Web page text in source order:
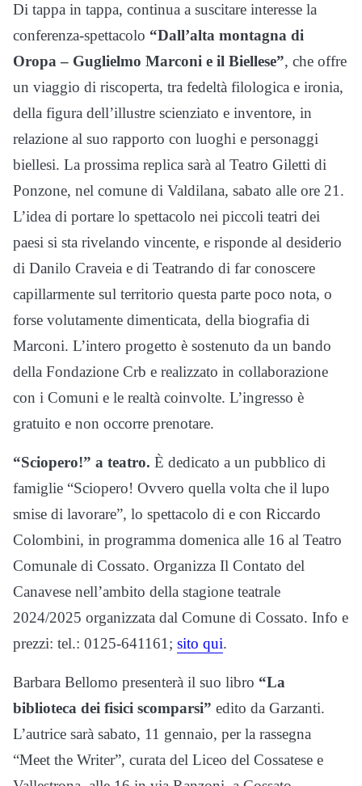
Di tappa in tappa, continua a suscitare interesse la
conferenza-spettacolo “Dall’alta montagna di
Oropa – Guglielmo Marconi e il Biellese”, che offre
un viaggio di riscoperta, tra fedeltà filologica e ironia,
della figura dell’illustre scienziato e inventore, in
relazione al suo rapporto con luoghi e personaggi
biellesi. La prossima replica sarà al Teatro Giletti di
Ponzone, nel comune di Valdilana, sabato alle ore 21.
L’idea di portare lo spettacolo nei piccoli teatri dei
paesi si sta rivelando vincente, e risponde al desiderio
di Danilo Craveia e di Teatrando di far conoscere
capillarmente sul territorio questa parte poco nota, o
forse volutamente dimenticata, della biografia di
Marconi. L’intero progetto è sostenuto da un bando
della Fondazione Crb e realizzato in collaborazione
con i Comuni e le realtà coinvolte. L’ingresso è
gratuito e non occorre prenotare.
“Sciopero!” a teatro. È dedicato a un pubblico di
famiglie “Sciopero! Ovvero quella volta che il lupo
smise di lavorare”, lo spettacolo di e con Riccardo
Colombini, in programma domenica alle 16 al Teatro
Comunale di Cossato. Organizza Il Contato del
Canavese nell’ambito della stagione teatrale
2024/2025 organizzata dal Comune di Cossato. Info e
prezzi: tel.: 0125-641161; sito qui.
Barbara Bellomo presenterà il suo libro “La
biblioteca dei fisici scomparsi” edito da Garzanti.
L’autrice sarà sabato, 11 gennaio, per la rassegna
“Meet the Writer”, curata del Liceo del Cossatese e